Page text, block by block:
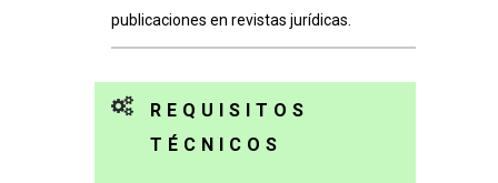
publicaciones en revistas jurídicas.
REQUISITOS
TÉCNICOS